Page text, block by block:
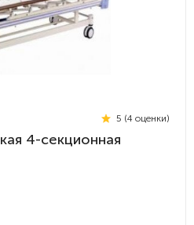
5 (4 оценки)
4-секционная